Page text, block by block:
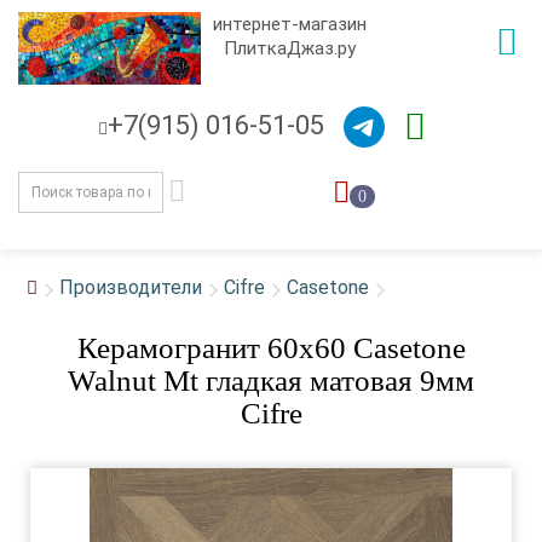
интернет-магазин
ПлиткаДжаз.ру
+7(915) 016-51-05
0
Производители Cifre Casetone
Керамогранит 60x60 Casetone
Walnut Mt гладкая матовая 9мм
Cifre